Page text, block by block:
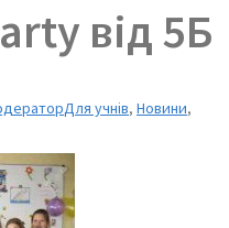
від 5Б
Для учнів, Новини,